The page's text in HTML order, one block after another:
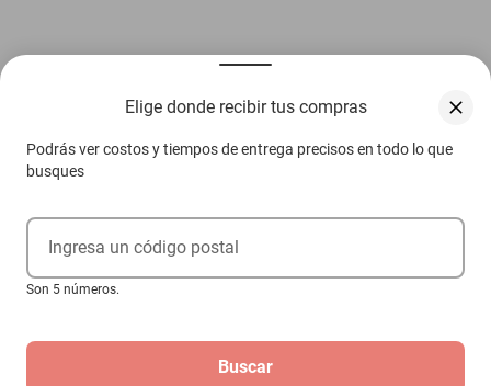
Elige donde recibir tus compras
Podrás ver costos y tiempos de entrega precisos en todo lo que
busques
Ingresa un código postal
Son 5 números.
Buscar